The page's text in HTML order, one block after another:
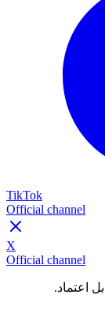
TikTok
Official channel
X
Official channel
اعتماد.